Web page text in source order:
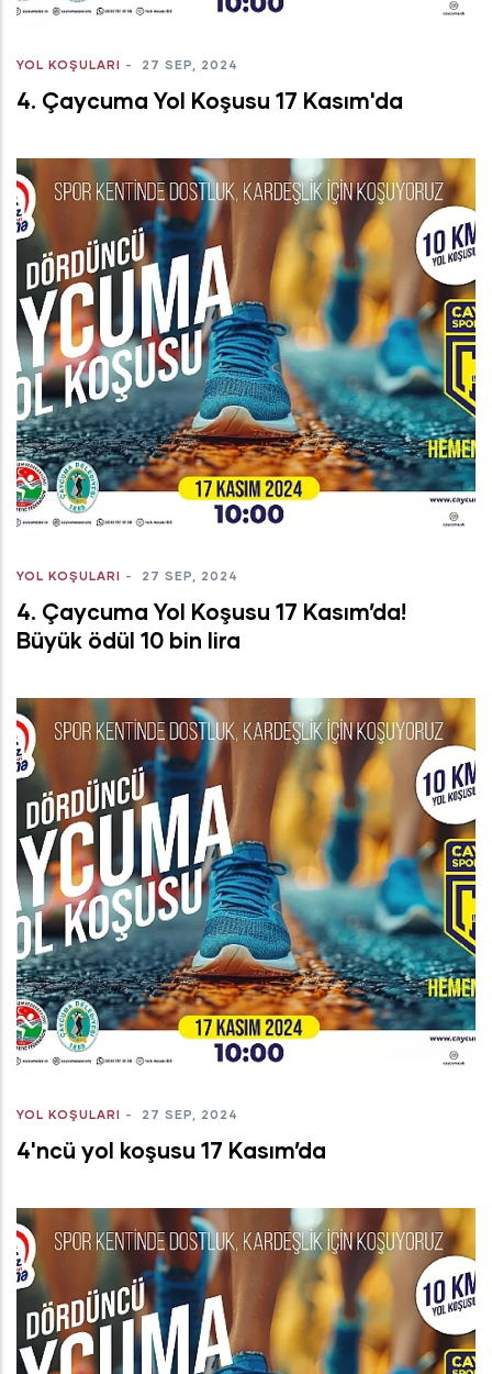
YOL KOŞULARI - 27 SEP, 2024
4. Çaycuma Yol Koşusu 17 Kasım'da
YOL KOŞULARI - 27 SEP, 2024
4. Çaycuma Yol Koşusu 17 Kasım’da!
Büyük ödül 10 bin lira
YOL KOŞULARI - 27 SEP, 2024
4'ncü yol koşusu 17 Kasım’da